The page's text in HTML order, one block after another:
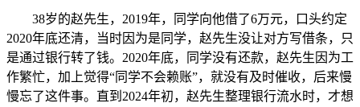
38岁的赵先生，2019年，同学向他借了6万元，口头约定
2020年底还清，当时因为是同学，赵先生没让对方写借条，只
是通过银行转了钱。2020年底，同学没有还款，赵先生因为工
作繁忙，加上觉得“同学不会赖账”，就没有及时催收，后来慢
慢忘了这件事。直到2024年初，赵先生整理银行流水时，才想